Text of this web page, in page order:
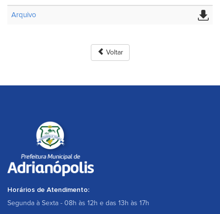
Arquivo
Voltar
Horários de Atendimento:
Segunda à Sexta - 08h às 12h e das 13h às 17h